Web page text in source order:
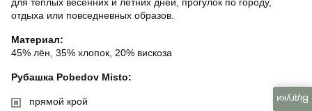
отдыха или повседневных образов.
Материал:
45% лён, 35% хлопок, 20% вискоза
Рубашка Pobedov Misto:
прямой крой
Відгуки